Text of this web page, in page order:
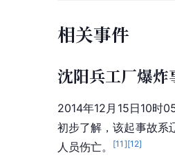
相关事件
沈阳兵工厂爆炸
2014年12月15日10时
初步了解，该起事故系
人员伤亡。
[11 ][12]